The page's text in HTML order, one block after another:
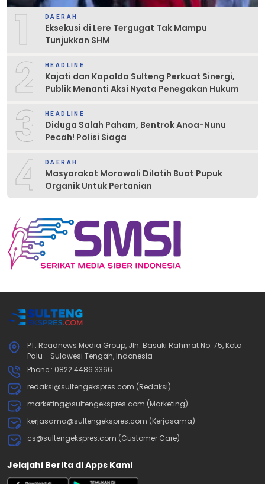
1 DAERAH
Eksekusi di Lere Tergugat Tak Mampu
Tunjukkan SHM
2 HEADLINE
Kajati dan Kapolda Sulteng Perkuat Sinergi,
Publik Menanti Aksi Nyata Penegakan Hukum
3 HEADLINE
Diduga Salah Paham, Bentrok Anoa-Nunu
Pecah! Polisi Siaga
4 DAERAH
Masyarakat Morowali Dilatih Buat Pupuk
Organik Untuk Pertanian
PT. Readnews Media Group, Jln. Basuki Rahmat No. 75, Kota
Palu - Sulawesi Tengah, Indonesia
Phone : 0822 4486 3366
redaksi@sultengekspres.com (Redaksi)
marketing@sultengekspres.com (Marketing)
kerjasama@sultengekspres.com (Kerjasama)
cs@sultengekspres.com (Customer Care)
Jelajahi Berita di Apps Kami